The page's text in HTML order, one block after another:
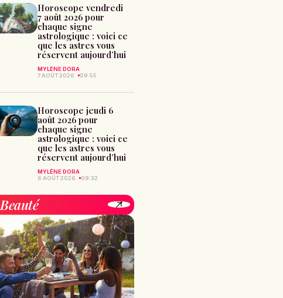
Horoscope vendredi
7 août 2026 pour
chaque signe
astrologique : voici ce
que les astres vous
réservent aujourd’hui
MYLÈNE DORA
7 AOÛT 2026
09:55
Horoscope jeudi 6
août 2026 pour
chaque signe
astrologique : voici ce
que les astres vous
réservent aujourd’hui
MYLÈNE DORA
6 AOÛT 2026
09:32
Beauté